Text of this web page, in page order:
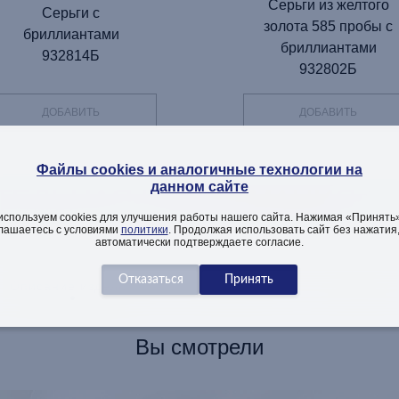
Серьги с
бриллиантами
932814Б
ДОБАВИТЬ
Серьги из желтого
золота 585 пробы с
бриллиантами
932802Б
ДОБАВИТЬ
ИНФОРМАЦИЯ
Описание изделия Как заказать
Вы смотрели
Файлы cookies и аналогичные технологии на
данном сайте
cookies для улучшения работы нашего сайта. Нажимая
с условиями политики . Продолжая использовать сайт без
автоматически подтверждаете согласие.